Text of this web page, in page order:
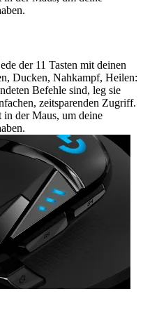
der 11 Tasten mit deinen
Ducken, Nahkampf, Heilen:
Befehle sind, leg sie
zeitsparenden Zugriff.
in der Maus, um deine